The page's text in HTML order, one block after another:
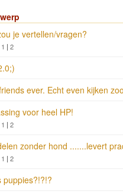
je vertellen/vragen?
| 2
ever. Echt even kijken
voor heel HP!
| 2
zonder hond .......levert
| 2
puppies?!?!?